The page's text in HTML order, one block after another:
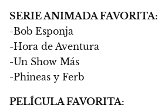
SERIE ANIMADA FAVORITA:
-Bob Esponja
-Hora de Aventura
-Un Show Más
-Phineas y Ferb
PELÍCULA FAVORITA: